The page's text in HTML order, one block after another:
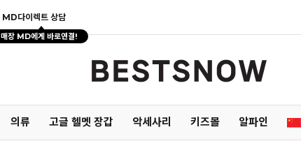
MD다이렉트 상담
매장 MD에게 바로연결!
의류 고글 헬멧 장갑 악세사리 키즈몰 알파인